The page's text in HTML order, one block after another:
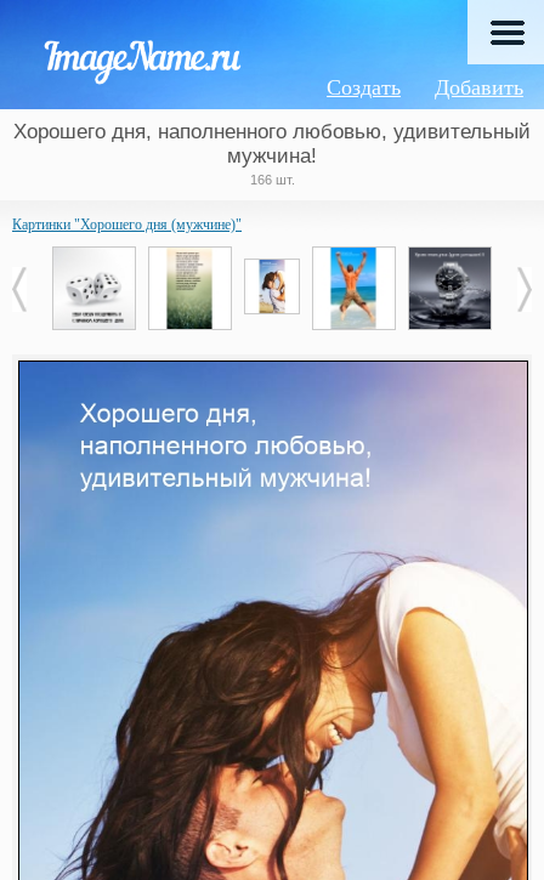
Добавить
Создать
Хорошего дня, наполненного любовью, удивительный
мужчина!
166 шт.
Картинки "Хорошего дня (мужчине)"